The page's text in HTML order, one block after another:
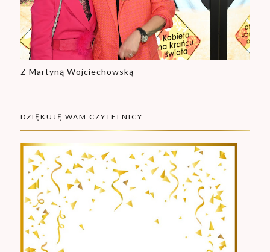
Z Martyną Wojciechowską
DZIĘKUJĘ WAM CZYTELNICY